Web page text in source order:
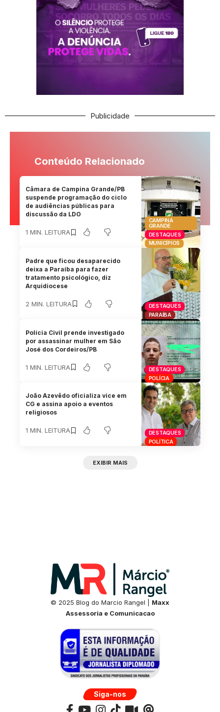
Publicidade
Conteúdo Relacionado
CAMPINA
GRANDE
DESTAQUES
MUNICÍPIOS
Câmara de Campina Grande/PB
suspende programação do ciclo
de audiências públicas para
discussão da LDO
1 MIN. LEITURA
DESTAQUES
PARAÍBA
Padre que ficou desaparecido
deixa a Paraíba para fazer
tratamento psicológico, diz
Arquidiocese
2 MIN. LEITURA
DESTAQUES
POLÍCIA
Polícia Civil prende investigado
por assassinar mulher em São
José dos Cordeiros/PB
1 MIN. LEITURA
DESTAQUES
POLÍTICA
João Azevêdo oficializa vice em
CG e assina apoio a eventos
religiosos
1 MIN. LEITURA
EXIBIR MAIS
© 2025 Blog do Marcio Rangel | Maxx
Assessoria e Comunicacao
Siga-nos